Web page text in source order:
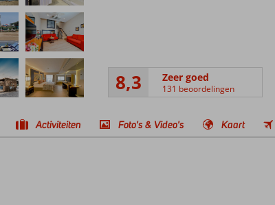
8,3 Zeer goed
131 beoordelingen
Activiteiten Foto's & Video's Kaart